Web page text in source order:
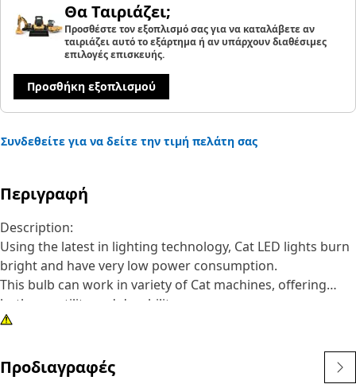
Θα Ταιριάζει;
Προσθέστε τον εξοπλισμό σας για να καταλάβετε αν
ταιριάζει αυτό το εξάρτημα ή αν υπάρχουν διαθέσιμες
επιλογές επισκευής.
Προσθήκη εξοπλισμού
Συνδεθείτε για να δείτε την τιμή πελάτη σας
Περιγραφή
Description:
Using the latest in lighting technology, Cat LED lights burn
bright and have very low power consumption.
This bulb can work in variety of Cat machines, offering
both versatility and durability.
Attributes:
• T-3 1/4 bulb size
• 24V
Προδιαγραφές